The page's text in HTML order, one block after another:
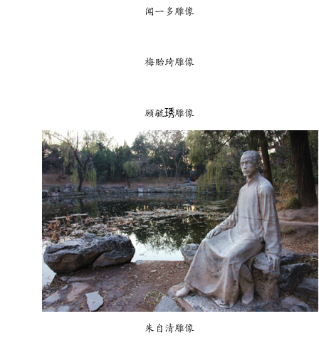
闻一多雕像
梅贻琦雕像
顾毓琇雕像
朱自清雕像